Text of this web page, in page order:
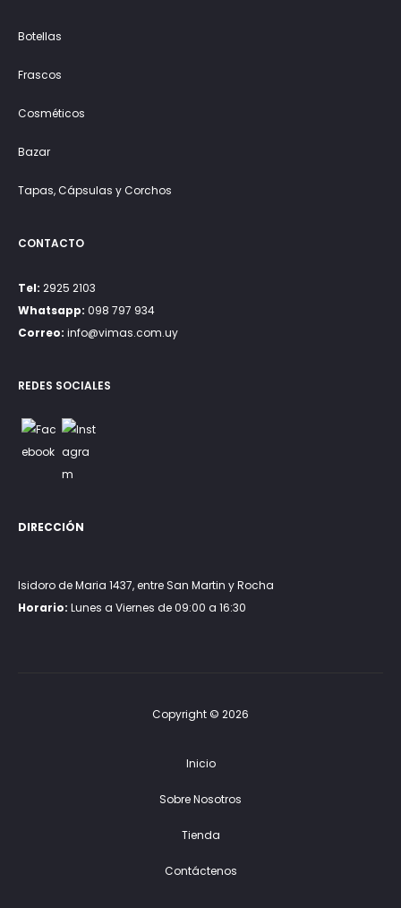
Botellas
Frascos
Cosméticos
Bazar
Tapas, Cápsulas y Corchos
CONTACTO
Tel: 2925 2103
Whatsapp: 098 797 934
Correo: info@vimas.com.uy
REDES SOCIALES
DIRECCIÓN
Isidoro de Maria 1437, entre San Martin y Rocha
Horario: Lunes a Viernes de 09:00 a 16:30
Copyright © 2026
Inicio
Sobre Nosotros
Tienda
Contáctenos